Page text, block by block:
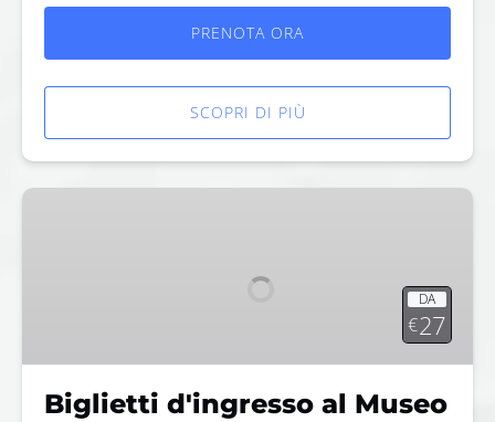
PRENOTA ORA
SCOPRI DI PIÙ
Biglietti
DA
€27
Biglietti d'ingresso al Museo